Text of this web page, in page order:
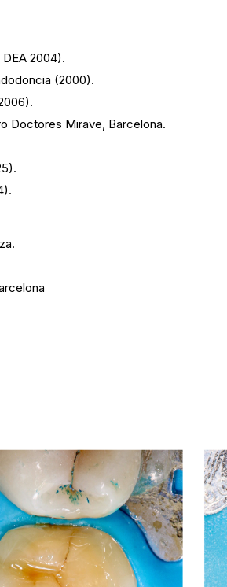
2004).
(2000).
Doctores Mirave, Barcelona.